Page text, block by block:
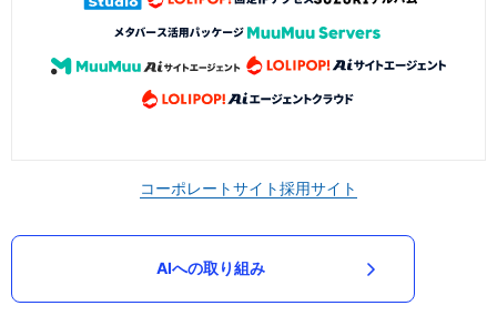
コーポレートサイト採用サイト
AIへの取り組み